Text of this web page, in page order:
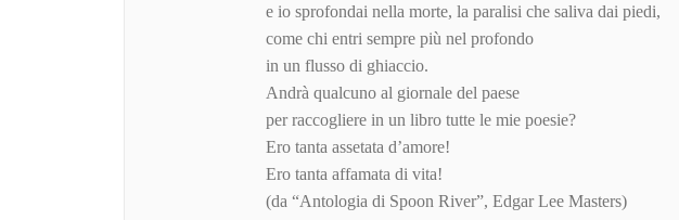
e io sprofondai nella morte, la paralisi che saliva dai piedi,
come chi entri sempre più nel profondo
in un flusso di ghiaccio.
Andrà qualcuno al giornale del paese
per raccogliere in un libro tutte le mie poesie?
Ero tanta assetata d’amore!
Ero tanta affamata di vita!
(da “Antologia di Spoon River”, Edgar Lee Masters)